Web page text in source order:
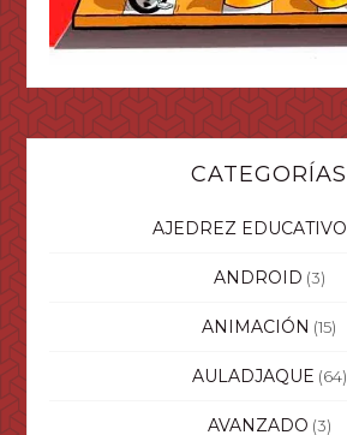
CATEGORÍAS
AJEDREZ EDUCATIVO
ANDROID (3)
ANIMACIÓN (15)
AULADJAQUE (64)
AVANZADO (3)